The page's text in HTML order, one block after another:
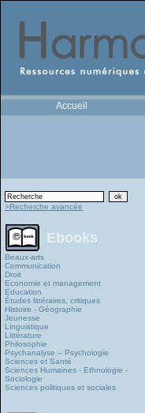
Accueil
>Recherche avancée
Ebooks
Beaux-arts
Communication
Droit
Economie et management
Education
Études littéraires, critiques
Histoire - Géographie
Jeunesse
Linguistique
Littérature
Philosophie
Psychanalyse – Psychologie
Sciences et Santé
Sciences Humaines - Ethnologie -
Sociologie
Sciences politiques et sociales